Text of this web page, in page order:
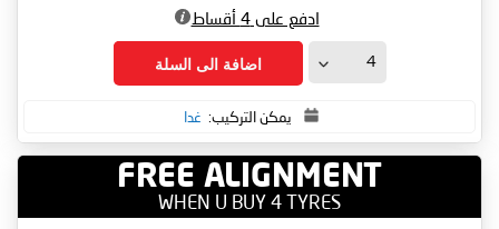
ادفع على 4 أقساط
اضافة الى السلة
يمكن التركيب: غدا
FREE ALIGNMENT
WHEN U BUY 4 TYRES